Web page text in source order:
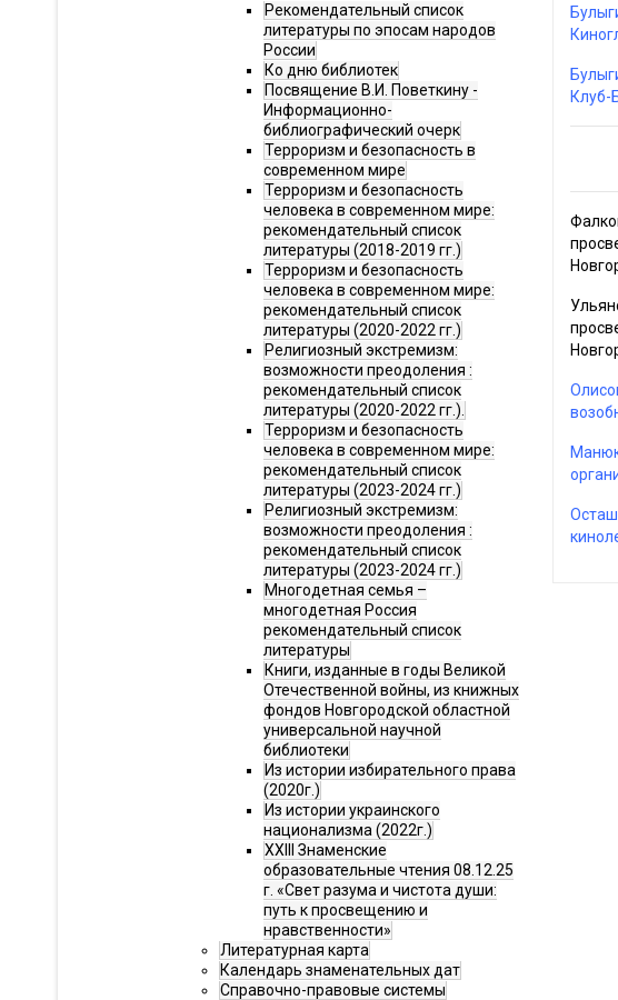
Рекомендательный список
литературы по эпосам народов
России
Ко дню библиотек
Посвящение В.И. Поветкину -
Информационно-
библиографический очерк
Терроризм и безопасность в
современном мире
Терроризм и безопасность
человека в современном мире:
рекомендательный список
литературы (2018-2019 гг.)
Терроризм и безопасность
человека в современном мире:
рекомендательный список
литературы (2020-2022 гг.)
Религиозный экстремизм:
возможности преодоления :
рекомендательный список
литературы (2020-2022 гг.).
Терроризм и безопасность
человека в современном мире:
рекомендательный список
литературы (2023-2024 гг.)
Религиозный экстремизм:
возможности преодоления :
рекомендательный список
литературы (2023-2024 гг.)
Многодетная семья –
многодетная Россия
рекомендательный список
литературы
Книги, изданные в годы Великой
Отечественной войны, из книжных
фондов Новгородской областной
универсальной научной
библиотеки
Из истории избирательного права
(2020г.)
Из истории украинского
национализма (2022г.)
XXIII Знаменские
образовательные чтения 08.12.25
г. «Свет разума и чистота души:
путь к просвещению и
нравственности»
Литературная карта
Календарь знаменательных дат
Справочно-правовые системы
Клуб-